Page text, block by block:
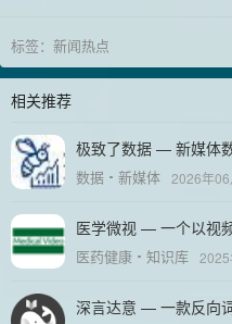
标签： 新闻热点
相关推荐
极致了数据 — 新媒体
数据 新媒体 2026年06
医学微视 — 一个以视
医药健康 知识库 2025
深言达意 — 一款反向